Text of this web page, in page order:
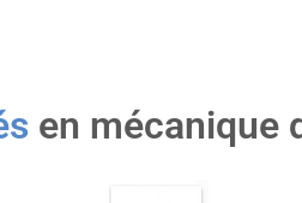
en mécanique